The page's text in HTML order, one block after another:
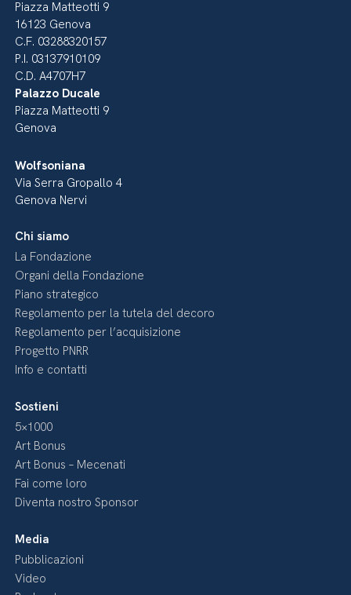
Piazza Matteotti 9
16123 Genova
C.F. 03288320157
P.I. 03137910109
C.D. A4707H7
Palazzo Ducale
Piazza Matteotti 9
Genova
Wolfsoniana
Via Serra Gropallo 4
Genova Nervi
Chi siamo
La Fondazione
Organi della Fondazione
Piano strategico
Regolamento per la tutela del decoro
Regolamento per l’acquisizione
Progetto PNRR
Info e contatti
Sostieni
5×1000
Art Bonus
Art Bonus – Mecenati
Fai come loro
Diventa nostro Sponsor
Media
Pubblicazioni
Video